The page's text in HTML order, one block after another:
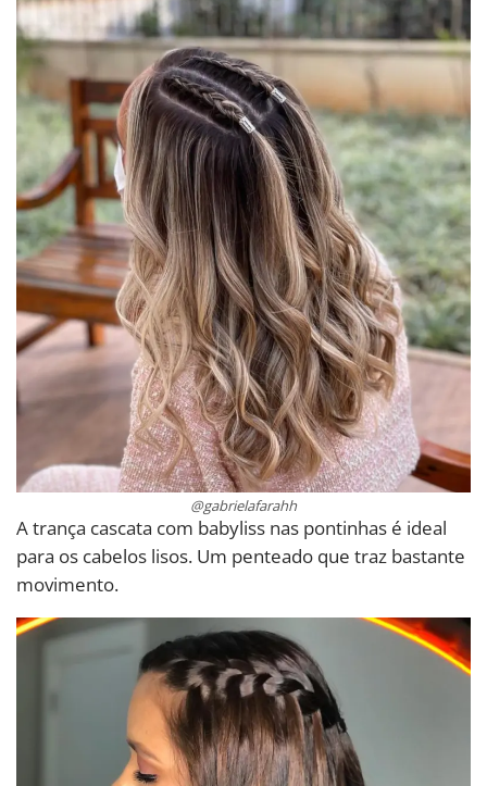
@gabrielafarahh
A trança cascata com babyliss nas pontinhas é ideal
para os cabelos lisos. Um penteado que traz bastante
movimento.